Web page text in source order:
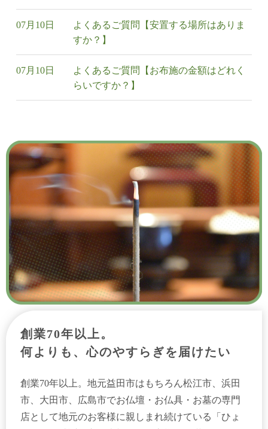
07月10日
よくあるご質問【安置する場所はありま
すか？】
07月10日
よくあるご質問【お布施の金額はどれく
らいですか？】
創業70年以上。
何よりも、心のやすらぎを届けたい
創業70年以上。地元益田市はもちろん松江市、浜田
市、大田市、広島市でお仏壇・お仏具・お墓の専門
店として地元のお客様に親しまれ続けている「ひょ